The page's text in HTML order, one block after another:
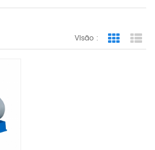
Visão : Grid View